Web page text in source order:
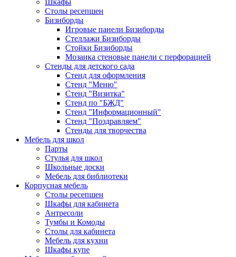
Столы ресепшен
Бизиборды
Игровые панели Бизиборды
Стеллажи Бизиборды
Стойки Бизиборды
Мозаика стеновые панели с перфорацией
Стенды для детского сада
Стенд для оформления
Стенд "Меню"
Стенд "Визитка"
Стенд по "БЖД"
Стенд "Информационный"
Стенд "Поздравляем"
Стенды для творчества
Мебель для школ
Парты
Стулья для школ
Школьные доски
Мебель для библиотеки
Корпусная мебель
Столы ресепшен
Шкафы для кабинета
Антресоли
Тумбы и Комоды
Столы для кабинета
Мебель для кухни
Шкафы купе